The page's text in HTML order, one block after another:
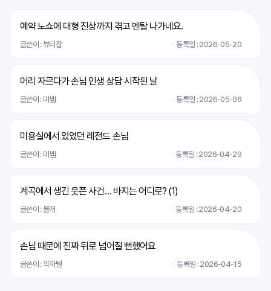
예약 노쇼에 대형 진상까지 겪고 멘탈 나가네요.
글쓴이 : 뷰티잡 등록일 : 2026-05-20
머리 자르다가 손님 인생 상담 시작된 날
글쓴이 : 미쌤 등록일 : 2026-05-06
미용실에서 있었던 레전드 손님
글쓴이 : 미쌤 등록일 : 2026-04-29
계곡에서 생긴 웃픈 사건… 바지는 어디로? (1)
글쓴이 : 물개 등록일 : 2026-04-20
손님 때문에 진짜 뒤로 넘어질 뻔했어요
글쓴이 : 깍까털 등록일 : 2026-04-15